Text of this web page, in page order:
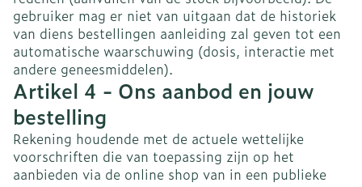
gebruiker mag er niet van uitgaan dat de historiek
van diens bestellingen aanleiding zal geven tot een
automatische waarschuwing (dosis, interactie met
andere geneesmiddelen).
Artikel 4 - Ons aanbod en jouw
bestelling
Rekening houdende met de actuele wettelijke
voorschriften die van toepassing zijn op het
aanbieden via de online shop van in een publieke